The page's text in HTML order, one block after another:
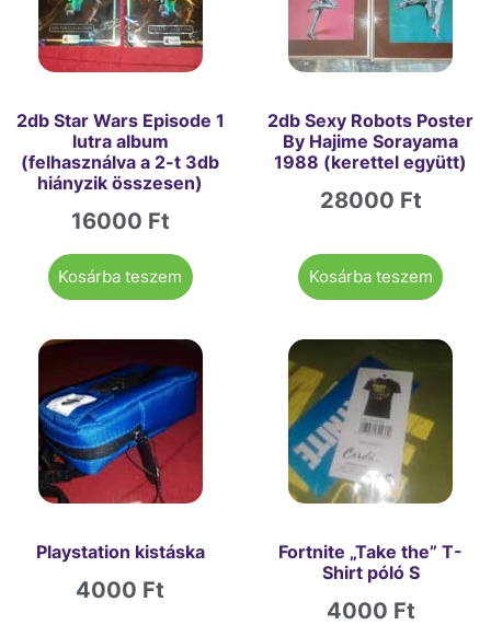
2db Star Wars Episode 1
lutra album
(felhasználva a 2-t 3db
hiányzik összesen)
16000 Ft
Kosárba teszem
2db Sexy Robots Poster
By Hajime Sorayama
1988 (kerettel együtt)
28000 Ft
Kosárba teszem
Playstation kistáska
4000 Ft
Fortnite „Take the” T-
Shirt póló S
4000 Ft